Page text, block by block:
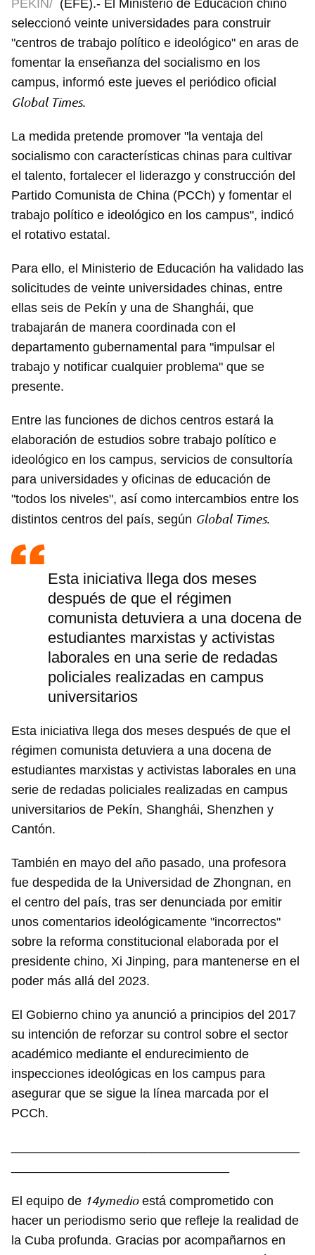
PEKÍN/ (EFE).- El Ministerio de Educación chino
seleccionó veinte universidades para construir
"centros de trabajo político e ideológico" en aras de
fomentar la enseñanza del socialismo en los
campus, informó este jueves el periódico oficial
Global Times.
La medida pretende promover "la ventaja del
socialismo con características chinas para cultivar
el talento, fortalecer el liderazgo y construcción del
Partido Comunista de China (PCCh) y fomentar el
trabajo político e ideológico en los campus", indicó
el rotativo estatal.
Para ello, el Ministerio de Educación ha validado las
solicitudes de veinte universidades chinas, entre
ellas seis de Pekín y una de Shanghái, que
trabajarán de manera coordinada con el
departamento gubernamental para "impulsar el
trabajo y notificar cualquier problema" que se
presente.
Entre las funciones de dichos centros estará la
elaboración de estudios sobre trabajo político e
ideológico en los campus, servicios de consultoría
para universidades y oficinas de educación de
"todos los niveles", así como intercambios entre los
distintos centros del país, según Global Times.
Esta iniciativa llega dos meses
después de que el régimen
comunista detuviera a una docena de
estudiantes marxistas y activistas
laborales en una serie de redadas
policiales realizadas en campus
universitarios
Esta iniciativa llega dos meses después de que el
régimen comunista detuviera a una docena de
estudiantes marxistas y activistas laborales en una
serie de redadas policiales realizadas en campus
universitarios de Pekín, Shanghái, Shenzhen y
Cantón.
También en mayo del año pasado, una profesora
fue despedida de la Universidad de Zhongnan, en
el centro del país, tras ser denunciada por emitir
unos comentarios ideológicamente "incorrectos"
sobre la reforma constitucional elaborada por el
presidente chino, Xi Jinping, para mantenerse en el
poder más allá del 2023.
El Gobierno chino ya anunció a principios del 2017
su intención de reforzar su control sobre el sector
académico mediante el endurecimiento de
inspecciones ideológicas en los campus para
asegurar que se sigue la línea marcada por el
PCCh.
El equipo de 14ymedioestá comprometido con
hacer un periodismo serio que refleje la realidad de
la Cuba profunda. Gracias por acompañarnos en